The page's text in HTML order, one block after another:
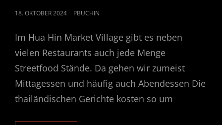
POSTED
18. OKTOBER 2024 PBUCHIN
Im Hua Hin Market Village gibt es neben
vielen Restaurants auch jede Menge
Streetfood Stände. Da gehen wir zumeist
Mittagessen und häufig auch Abendessen Die
thailändischen Gerichte kosten so um